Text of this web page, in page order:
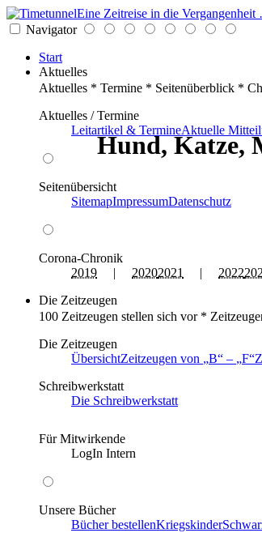
Eine Zeitreise in die
Navigator
Start
Aktuelles
Aktuelles * Termine * Seitenüberblick *
Aktuelles / Termine
Leitartikel & TermineAktuelle
Seitenübersicht
SitemapImpressumDatenschutz
Corona-Chronik
2019 | 20202021 | 2022
Die Zeitzeugen
100 Zeitzeugen stellen sich vor *
Die Zeitzeugen
ÜbersichtZeitzeugen von B – F
Schreibwerkstatt
Die Schreibwerkstatt
Für Mitwirkende
LogIn Intern
Unsere Bücher
Bücher bestellenKriegskinder
Hund, Katze,